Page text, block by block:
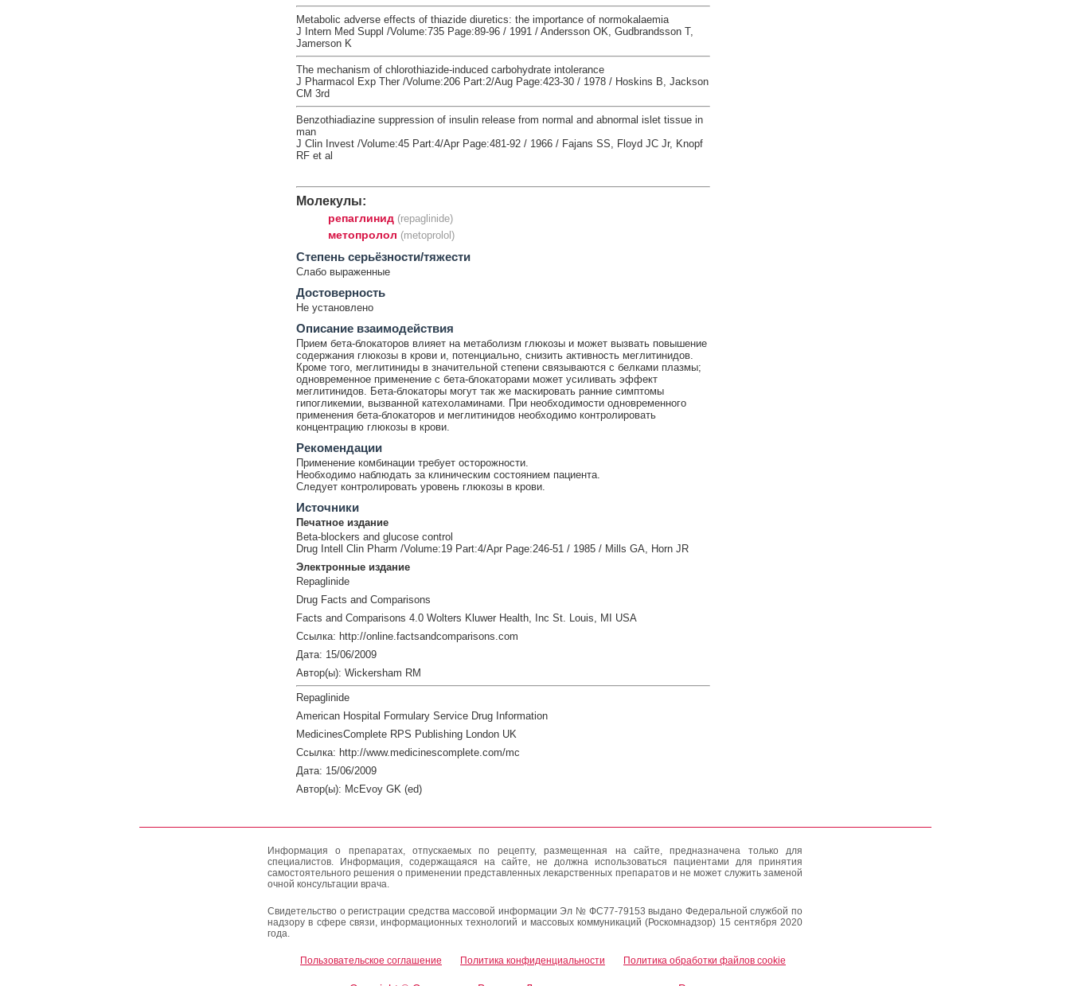
Metabolic adverse effects of thiazide diuretics: the importance of normokalaemia
J Intern Med Suppl /Volume:735 Page:89-96 / 1991 / Andersson OK, Gudbrandsson T,
Jamerson K
The mechanism of chlorothiazide-induced carbohydrate intolerance
J Pharmacol Exp Ther /Volume:206 Part:2/Aug Page:423-30 / 1978 / Hoskins B, Jackson
CM 3rd
Benzothiadiazine suppression of insulin release from normal and abnormal islet tissue in
man
J Clin Invest /Volume:45 Part:4/Apr Page:481-92 / 1966 / Fajans SS, Floyd JC Jr, Knopf
RF et al
Молекулы:
репаглинид (repaglinide)
метопролол (metoprolol)
Cтепень серьёзности/тяжести
Слабо выраженные
Достоверность
Не установлено
Описание взаимодействия
Прием бета-блокаторов влияет на метаболизм глюкозы и может вызвать повышение
содержания глюкозы в крови и, потенциально, снизить активность меглитинидов.
Кроме того, меглитиниды в значительной степени связываются с белками плазмы;
одновременное применение с бета-блокаторами может усиливать эффект
меглитинидов. Бета-блокаторы могут так же маскировать ранние симптомы
гипогликемии, вызванной катехоламинами. При необходимости одновременного
применения бета-блокаторов и меглитинидов необходимо контролировать
концентрацию глюкозы в крови.
Рекомендации
Применение комбинации требует осторожности.
Необходимо наблюдать за клиническим состоянием пациента.
Следует контролировать уровень глюкозы в крови.
Источники
Печатное издание
Beta-blockers and glucose control
Drug Intell Clin Pharm /Volume:19 Part:4/Apr Page:246-51 / 1985 / Mills GA, Horn JR
Электронные издание
Repaglinide
Drug Facts and Comparisons
Facts and Comparisons 4.0 Wolters Kluwer Health, Inc St. Louis, MI USA
Ссылка: http://online.factsandcomparisons.com
Дата: 15/06/2009
Автор(ы): Wickersham RM
Repaglinide
American Hospital Formulary Service Drug Information
MedicinesComplete RPS Publishing London UK
Ссылка: http://www.medicinescomplete.com/mc
Дата: 15/06/2009
Автор(ы): McEvoy GK (ed)
Информация о препаратах, отпускаемых по рецепту, размещенная на сайте, предназначена только для
специалистов. Информация, содержащаяся на сайте, не должна использоваться пациентами для принятия
самостоятельного решения о применении представленных лекарственных препаратов и не может служить заменой
очной консультации врача.
Свидетельство о регистрации средства массовой информации Эл № ФС77-79153 выдано Федеральной службой по
надзору в сфере связи, информационных технологий и массовых коммуникаций (Роскомнадзор) 15 сентября 2020
года.
Пользовательское соглашение Политика конфиденциальности Политика обработки файлов cookie